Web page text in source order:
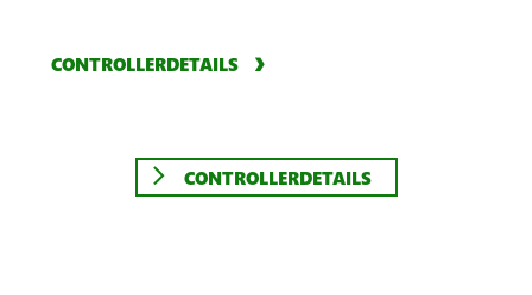
CONTROLLERDETAILS
CONTROLLERDETAILS